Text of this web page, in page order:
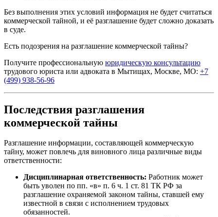
Без выполнения этих условий информация не будет считаться
коммерческой тайной, и её разглашение будет сложно доказать
в суде.
Есть подозрения на разглашение коммерческой тайны?
Получите профессиональную юридическую консультацию
трудового юриста или адвоката в Мытищах, Москве, МО: +7
(499) 938-56-96
Последствия разглашения
коммерческой тайны
Разглашение информации, составляющей коммерческую
тайну, может повлечь для виновного лица различные виды
ответственности:
Дисциплинарная ответственность: Работник может
быть уволен по пп. «в» п. 6 ч. 1 ст. 81 ТК РФ за
разглашение охраняемой законом тайны, ставшей ему
известной в связи с исполнением трудовых
обязанностей.